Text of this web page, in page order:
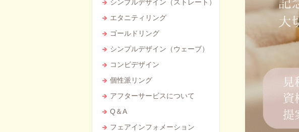
シンプルデザイン（ストレート）
エタニティリング
ゴールドリング
シンプルデザイン（ウェーブ）
コンビデザイン
個性派リング
アフターサービスについて
Q＆A
フェアインフォメーション